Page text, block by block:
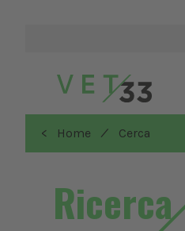
< Home / Cerca
Ricerca